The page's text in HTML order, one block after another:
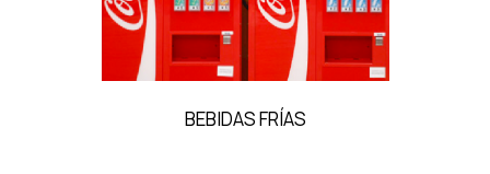
BEBIDAS FRÍAS